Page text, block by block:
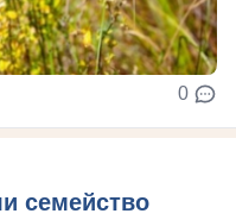
0
семейство